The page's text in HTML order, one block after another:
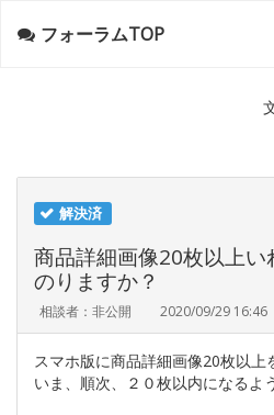
フォーラムTOP
解決済
商品詳細画像20枚以上
のりますか？
相談者：非公開 2020/09/29 16:46
スマホ版に商品詳細画像20枚以上
いま、順次、２０枚以内になるよ